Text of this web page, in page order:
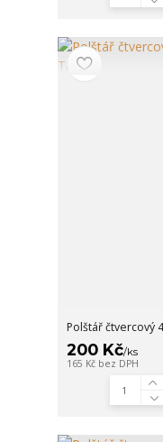
Polštář čtvercový
200 Kč/ks
165 Kč bez DPH